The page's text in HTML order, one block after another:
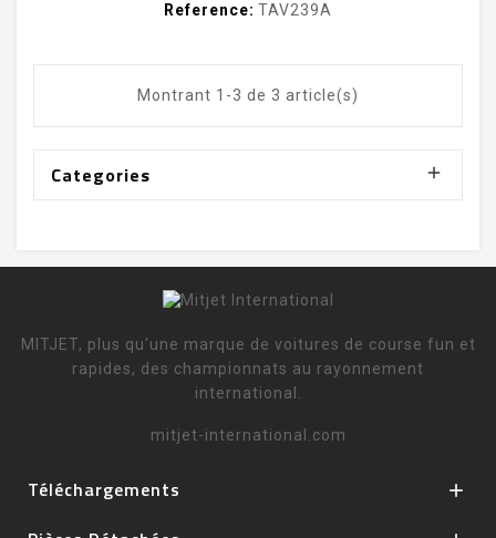
Reference: TAV239A
Montrant 1-3 de 3 article(s)
Categories 
MITJET, plus qu'une marque de voitures de course fun et
rapides, des championnats au rayonnement
international.
mitjet-international.com
Téléchargements 